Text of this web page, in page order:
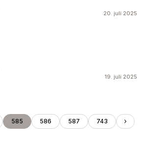
20. juli 2025
19. juli 2025
585 586 587 743